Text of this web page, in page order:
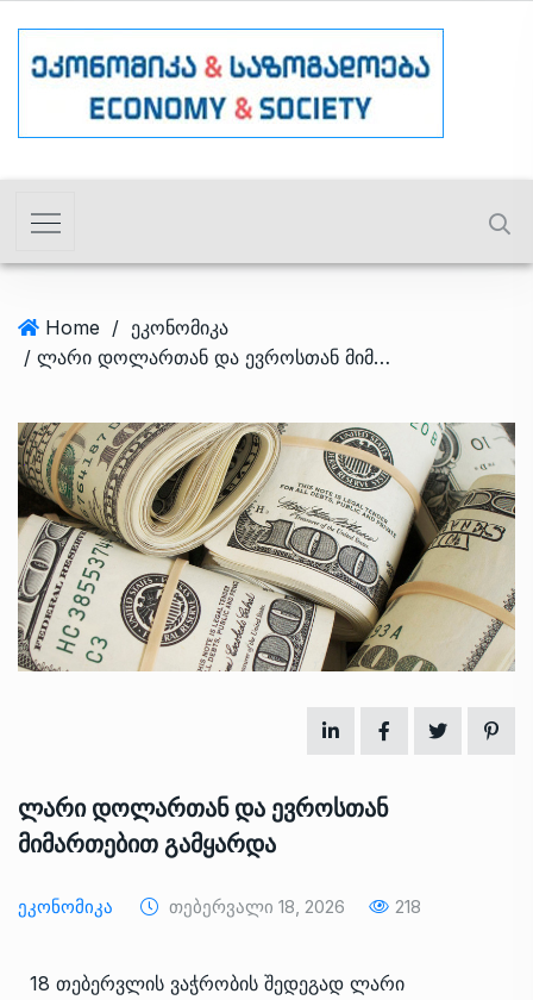
Home / ეკონომიკა
/ ლარი დოლართან და ევროსთან მიმართებით გამყარდა
ლარი დოლართან და ევროსთან
მიმართებით გამყარდა
Ეკონომიკა Თებერვალი 18, 2026 218
18 თებერვლის ვაჭრობის შედეგად ლარი